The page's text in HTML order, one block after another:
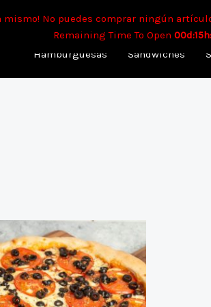
mismo! No puedes comprar ningún
Remaining Time To Open
aproximado para envíos a domicilio:
Hamburguesas
Sandwiches
producto
tiene
múltiples
variantes.